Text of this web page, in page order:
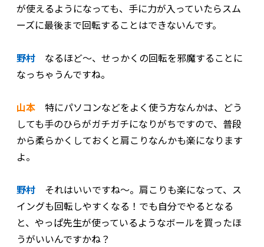
が使えるようになっても、手に力が入っていたらスム
ーズに最後まで回転することはできないんです。
野村 なるほど～、せっかくの回転を邪魔することに
なっちゃうんですね。
山本 特にパソコンなどをよく使う方なんかは、どう
しても手のひらがガチガチになりがちですので、普段
から柔らかくしておくと肩こりなんかも楽になります
よ。
野村 それはいいですね～。肩こりも楽になって、ス
イングも回転しやすくなる！でも自分でやるとなる
と、やっぱ先生が使っているようなボールを買ったほ
うがいいんですかね？